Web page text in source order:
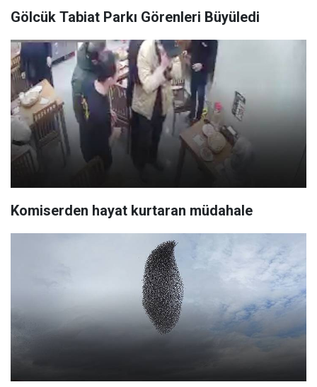
Gölcük Tabiat Parkı Görenleri Büyüledi
Komiserden hayat kurtaran müdahale